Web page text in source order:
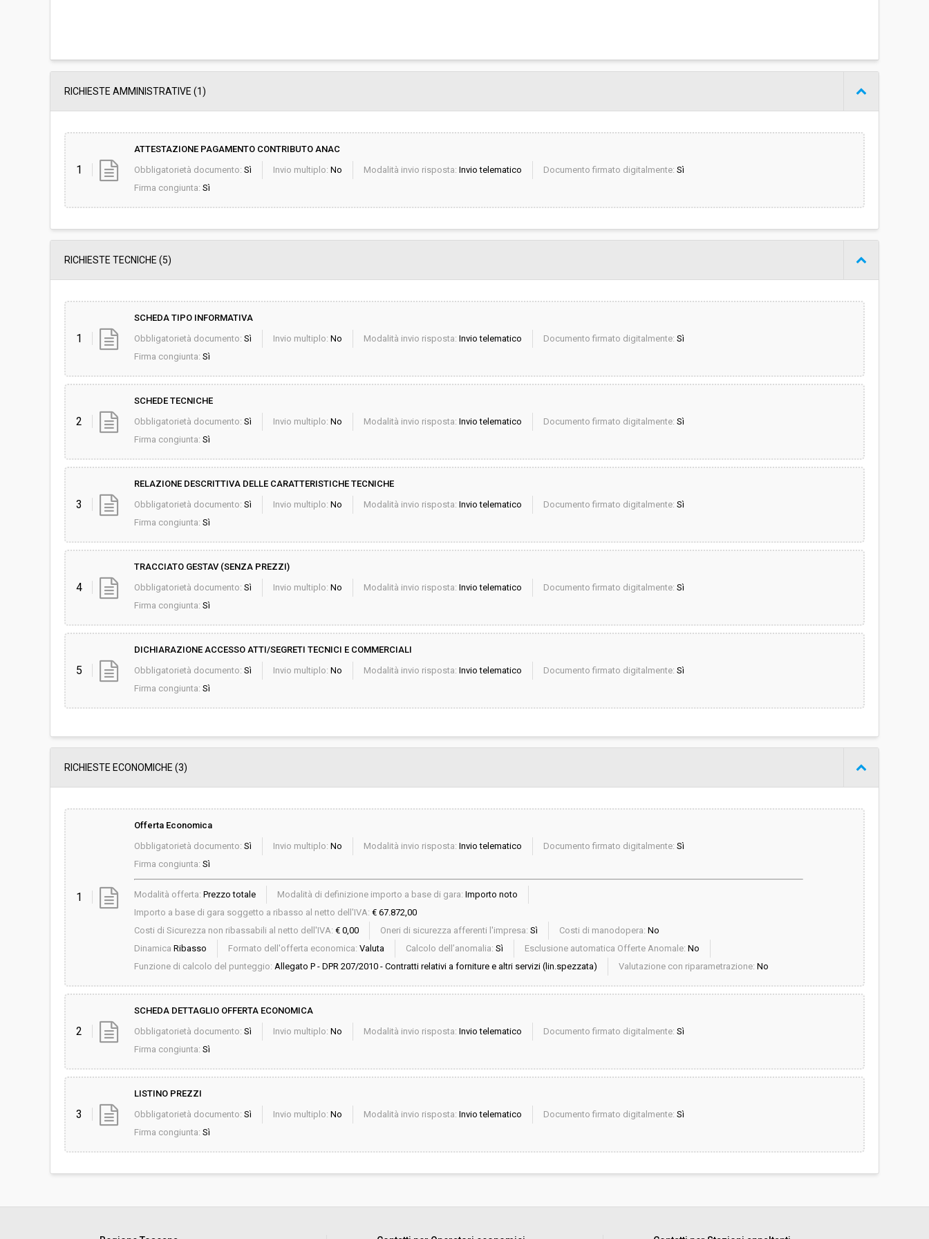
RICHIESTE AMMINISTRATIVE (1)
1
ATTESTAZIONE PAGAMENTO CONTRIBUTO ANAC
Obbligatorietà documento: Sì Invio multiplo: No Modalità invio risposta: Invio telematico Documento firmato digitalmente: Sì
Firma congiunta: Sì
RICHIESTE TECNICHE (5)
1
SCHEDA TIPO INFORMATIVA
Obbligatorietà documento: Sì Invio multiplo: No Modalità invio risposta: Invio telematico Documento firmato digitalmente: Sì
Firma congiunta: Sì
2
SCHEDE TECNICHE
Obbligatorietà documento: Sì Invio multiplo: No Modalità invio risposta: Invio telematico Documento firmato digitalmente: Sì
Firma congiunta: Sì
3
RELAZIONE DESCRITTIVA DELLE CARATTERISTICHE TECNICHE
Obbligatorietà documento: Sì Invio multiplo: No Modalità invio risposta: Invio telematico Documento firmato digitalmente: Sì
Firma congiunta: Sì
4
TRACCIATO GESTAV (SENZA PREZZI)
Obbligatorietà documento: Sì Invio multiplo: No Modalità invio risposta: Invio telematico Documento firmato digitalmente: Sì
Firma congiunta: Sì
5
DICHIARAZIONE ACCESSO ATTI/SEGRETI TECNICI E COMMERCIALI
Obbligatorietà documento: Sì Invio multiplo: No Modalità invio risposta: Invio telematico Documento firmato digitalmente: Sì
Firma congiunta: Sì
RICHIESTE ECONOMICHE (3)
1
Offerta Economica
Obbligatorietà documento: Sì Invio multiplo: No Modalità invio risposta: Invio telematico Documento firmato digitalmente: Sì
Firma congiunta: Sì
Modalità offerta: Prezzo totale Modalità di definizione importo a base di gara: Importo noto
Importo a base di gara soggetto a ribasso al netto dell'IVA: € 67.872,00
Costi di Sicurezza non ribassabili al netto dell'IVA: € 0,00 Oneri di sicurezza afferenti l'impresa: Sì Costi di manodopera: No
Dinamica Ribasso Formato dell'offerta economica: Valuta Calcolo dell’anomalia: Sì Esclusione automatica Offerte Anomale: No
Funzione di calcolo del punteggio: Allegato P - DPR 207/2010 - Contratti relativi a forniture e altri servizi (lin.spezzata) Valutazione con riparametrazione: No
2
SCHEDA DETTAGLIO OFFERTA ECONOMICA
Obbligatorietà documento: Sì Invio multiplo: No Modalità invio risposta: Invio telematico Documento firmato digitalmente: Sì
Firma congiunta: Sì
3
LISTINO PREZZI
Obbligatorietà documento: Sì Invio multiplo: No Modalità invio risposta: Invio telematico Documento firmato digitalmente: Sì
Firma congiunta: Sì